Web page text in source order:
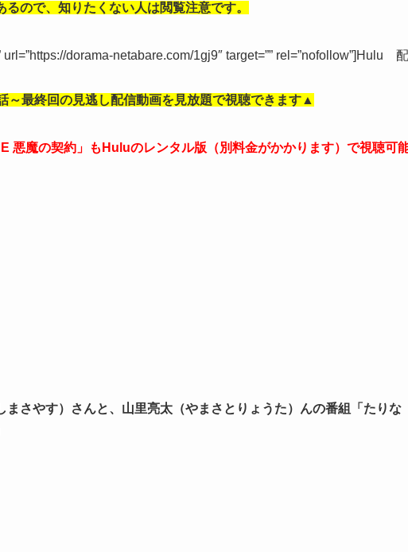
ので、知りたくない人は閲覧注意です。
url=”https://dorama-netabare.com/1gj9″ target=”” rel=”nofollow”]Hulu 配
～最終回の見逃し配信動画を見放題で視聴できます▲
悪魔の契約」もHuluのレンタル版（別料金がかかります）で視聴可
まさやす）さんと、山里亮太（やまさとりょうた）んの番組「たりな